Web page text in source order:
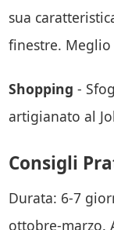
sua
finestre.
Shopping -
artigianato al
Consigli
Durata: 6-7
ottobre-marzo.